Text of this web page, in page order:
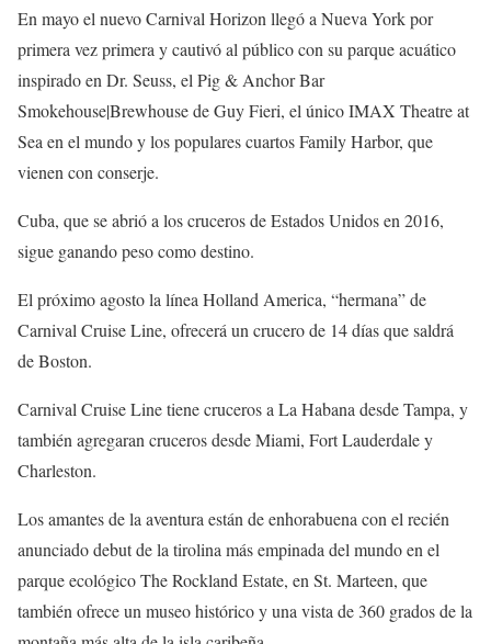
En mayo el nuevo Carnival Horizon llegó a Nueva York por
primera vez primera y cautivó al público con su parque acuático
inspirado en Dr. Seuss, el Pig & Anchor Bar
Smokehouse|Brewhouse de Guy Fieri, el único IMAX Theatre at
Sea en el mundo y los populares cuartos Family Harbor, que
vienen con conserje.
Cuba, que se abrió a los cruceros de Estados Unidos en 2016,
sigue ganando peso como destino.
El próximo agosto la línea Holland America, “hermana” de
Carnival Cruise Line, ofrecerá un crucero de 14 días que saldrá
de Boston.
Carnival Cruise Line tiene cruceros a La Habana desde Tampa, y
también agregaran cruceros desde Miami, Fort Lauderdale y
Charleston.
Los amantes de la aventura están de enhorabuena con el recién
anunciado debut de la tirolina más empinada del mundo en el
parque ecológico The Rockland Estate, en St. Marteen, que
también ofrece un museo histórico y una vista de 360 grados de la